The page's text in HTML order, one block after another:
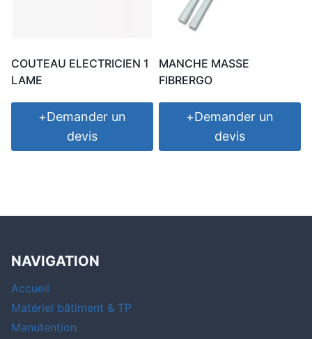
COUTEAU ELECTRICIEN 1
LAME
+Demander un
devis
MANCHE MASSE
FIBRERGO
+Demander un
devis
NAVIGATION
Accueil
Matériel bâtiment & TP
Manutention